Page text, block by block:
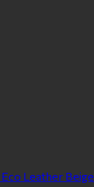
Leather Beige